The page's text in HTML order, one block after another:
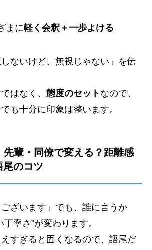
まに軽く会釈＋一歩よける
ないけど、無視じゃない」を伝
はなく、 態度のセット なので、
も十分に印象は整います。
先輩・同僚で変える？距離感
尾のコツ
ざいます」でも、誰に言うか
寧さ”が変わります。
すぎると固くなるので、語尾だ